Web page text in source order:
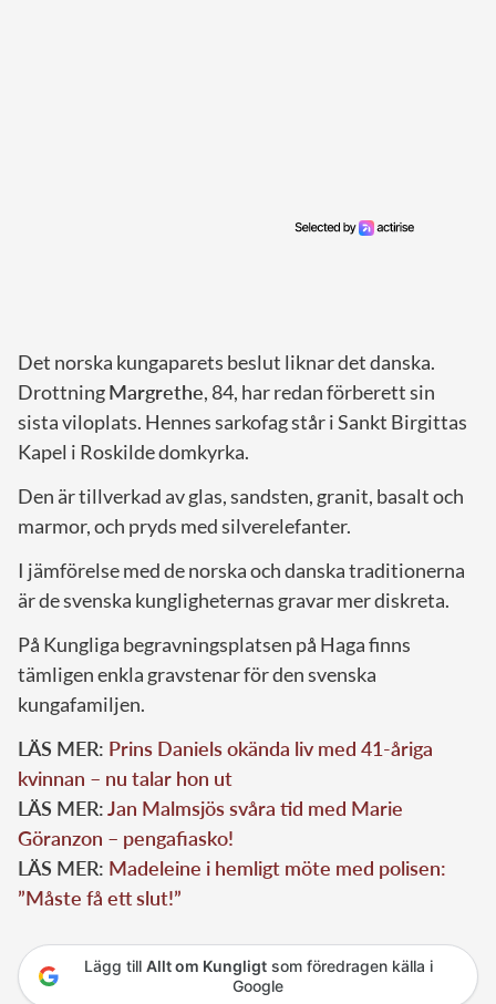
Det norska kungaparets beslut liknar det danska.
DrottningMargrethe, 84, har redan förberett sin
sista viloplats. Hennes sarkofag står i Sankt Birgittas
Kapel i Roskilde domkyrka.
Den är tillverkad av glas, sandsten, granit, basalt och
marmor, och pryds med silverelefanter.
I jämförelse med de norska och danska traditionerna
är de svenska kungligheternas gravar mer diskreta.
På Kungliga begravningsplatsen på Haga finns
tämligen enkla gravstenar för den svenska
kungafamiljen.
LÄS MER: Prins Daniels okända liv med 41-åriga
kvinnan – nu talar hon ut
LÄS MER:Jan Malmsjös svåra tid med Marie
Göranzon – pengafiasko!
LÄS MER: Madeleine i hemligt möte med polisen:
”Måste få ett slut!”
Lägg till Allt om Kungligtsom föredragen källa i
Google